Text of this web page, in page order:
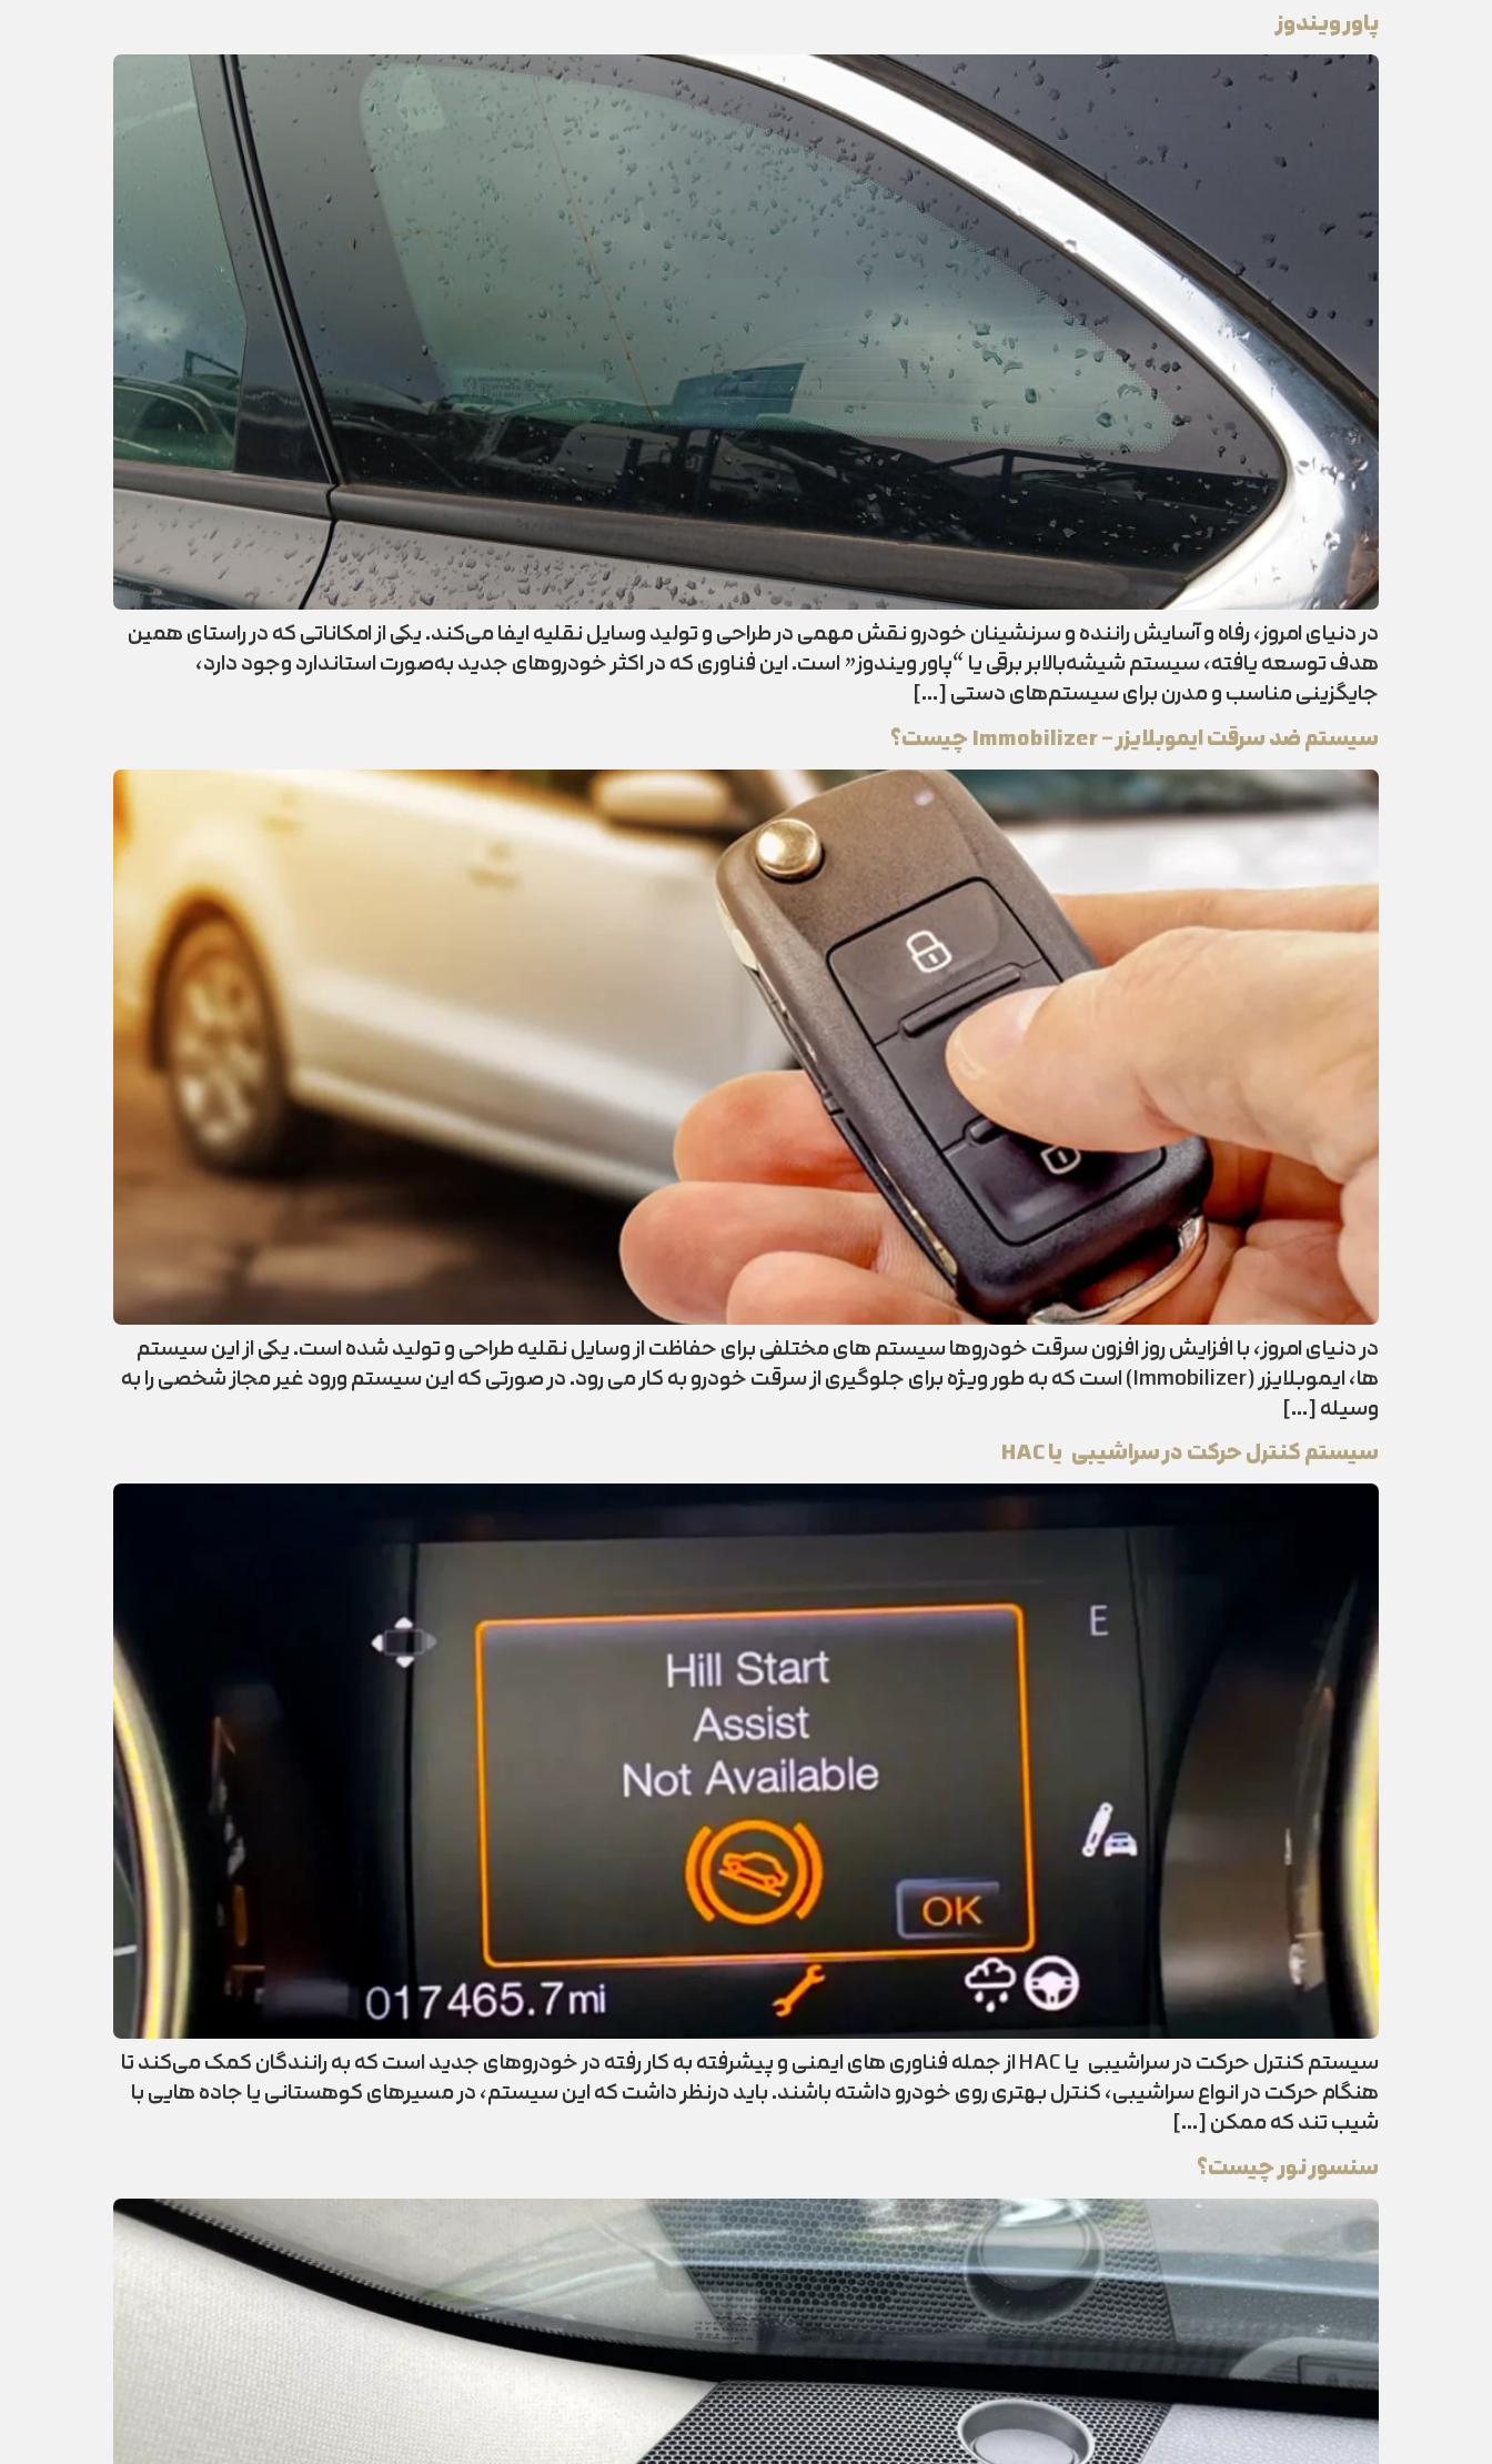
پاور ویندوز
در دنیای امروز، رفاه و آسایش راننده و سرنشینان خودرو نقش مهمی در طراحی و تولید وسایل نقلیه ایفا می‌کند. یکی از امکاناتی که در راستای همین
هدف توسعه یافته، سیستم شیشه‌بالابر برقی یا “پاور ویندوز” است. این فناوری که در اکثر خودروهای جدید به‌صورت استاندارد وجود دارد،
جایگزینی مناسب و مدرن برای سیستم‌های دستی […]
سیستم ضد سرقت ایموبلایزر – Immobilizer چیست؟
در دنیای امروز، با افزایش روز افزون سرقت خودروها سیستم ‌های مختلفی برای حفاظت از وسایل نقلیه طراحی و تولید شده‌ است. یکی از این سیستم
‌ها، ایموبلایزر (Immobilizer) است که به طور ویژه برای جلوگیری از سرقت خودرو به کار می ‌رود. در صورتی که این سیستم ورود غیر مجاز شخصی را به
وسیله […]
سیستم کنترل حرکت در سراشیبی یا HAC
سیستم کنترل حرکت در سراشیبی یا HAC از جمله فناوری ‌های ایمنی و پیشرفته به کار رفته در خودروهای جدید است که به رانندگان کمک می‌کند تا
هنگام حرکت در انواع سراشیبی، کنترل بهتری روی خودرو داشته باشند. باید درنظر داشت که این سیستم، در مسیرهای کوهستانی یا جاده‌ هایی با
شیب تند که ممکن […]
سنسور نور چیست؟